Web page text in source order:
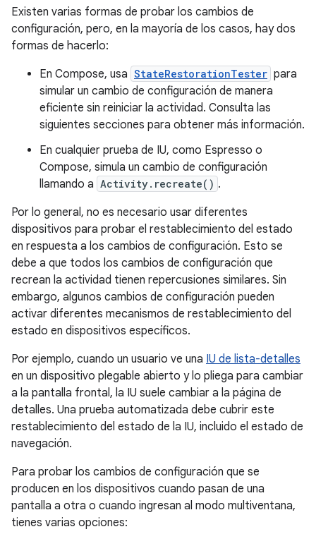
Existen varias formas de probar los cambios de
configuración, pero, en la mayoría de los casos, hay dos
formas de hacerlo:
En Compose, usa StateRestorationTester para
simular un cambio de configuración de manera
eficiente sin reiniciar la actividad. Consulta las
siguientes secciones para obtener más información.
En cualquier prueba de IU, como Espresso o
Compose, simula un cambio de configuración
llamando a Activity.recreate() .
Por lo general, no es necesario usar diferentes
dispositivos para probar el restablecimiento del estado
en respuesta a los cambios de configuración. Esto se
debe a que todos los cambios de configuración que
recrean la actividad tienen repercusiones similares. Sin
embargo, algunos cambios de configuración pueden
activar diferentes mecanismos de restablecimiento del
estado en dispositivos específicos.
Por ejemplo, cuando un usuario ve una IU de lista-detalles
en un dispositivo plegable abierto y lo pliega para cambiar
a la pantalla frontal, la IU suele cambiar a la página de
detalles. Una prueba automatizada debe cubrir este
restablecimiento del estado de la IU, incluido el estado de
navegación.
Para probar los cambios de configuración que se
producen en los dispositivos cuando pasan de una
pantalla a otra o cuando ingresan al modo multiventana,
tienes varias opciones: